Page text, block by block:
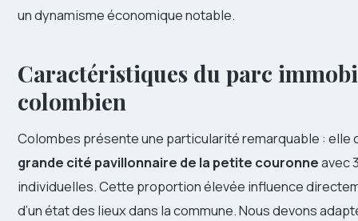
un dynamisme économique notable.
Caractéristiques du parc
colombien
Colombes présente une particularité remarquable :
grande cité pavillonnaire de la petite couronneavec
individuelles. Cette proportion élevée influence
d’un état des lieux dans la commune. Nous devons